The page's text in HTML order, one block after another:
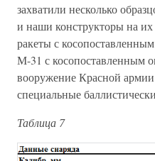
захватили несколько
и наши конструкторы на их
ракеты с
М-31 с косопоставленным
вооружение Красной
специальные
Таблица 7